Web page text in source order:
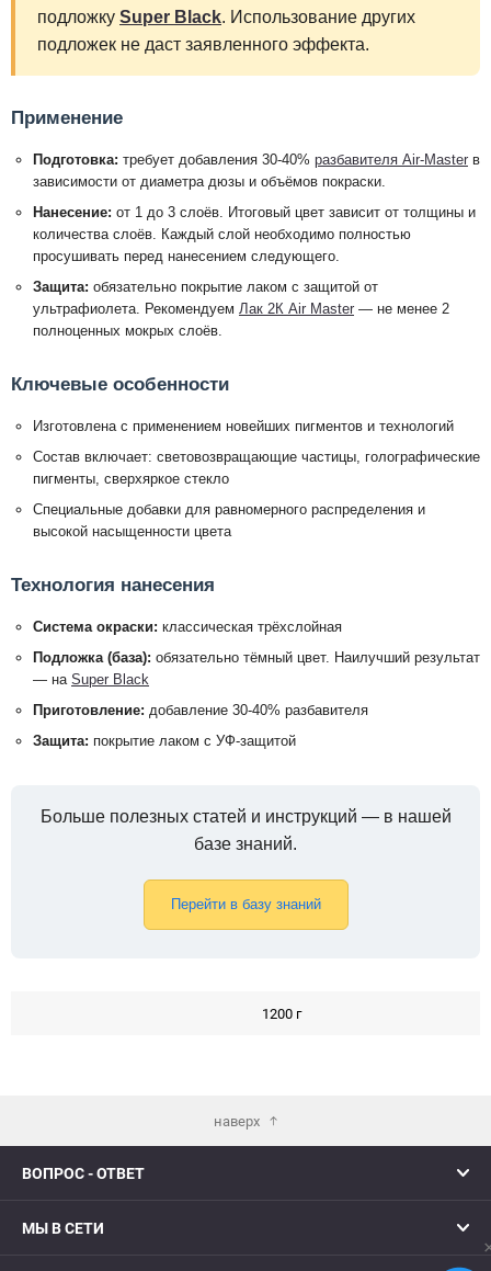
подложку Super Black. Использование других
подложек не даст заявленного эффекта.
Применение
Подготовка: требует добавления 30-40% разбавителя Air-Master в
зависимости от диаметра дюзы и объёмов покраски.
Нанесение: от 1 до 3 слоёв. Итоговый цвет зависит от толщины и
количества слоёв. Каждый слой необходимо полностью
просушивать перед нанесением следующего.
Защита: обязательно покрытие лаком с защитой от
ультрафиолета. Рекомендуем Лак 2К Air Master — не менее 2
полноценных мокрых слоёв.
Ключевые особенности
Изготовлена с применением новейших пигментов и технологий
Состав включает: световозвращающие частицы, голографические
пигменты, сверхяркое стекло
Специальные добавки для равномерного распределения и
высокой насыщенности цвета
Технология нанесения
Система окраски: классическая трёхслойная
Подложка (база): обязательно тёмный цвет. Наилучший результат
— на Super Black
Приготовление: добавление 30-40% разбавителя
Защита: покрытие лаком с УФ-защитой
Больше полезных статей и инструкций — в нашей
базе знаний.
Перейти в базу знаний
1200 г
наверх
ВОПРОС - ОТВЕТ
МЫ В СЕТИ